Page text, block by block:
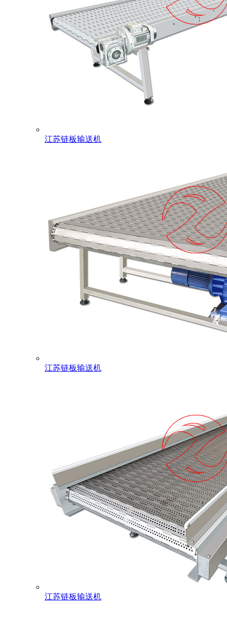
江苏链板输送机
江苏链板输送机
江苏链板输送机